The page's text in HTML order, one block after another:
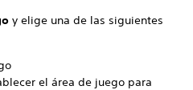
y elige una de las siguientes
el área de juego para